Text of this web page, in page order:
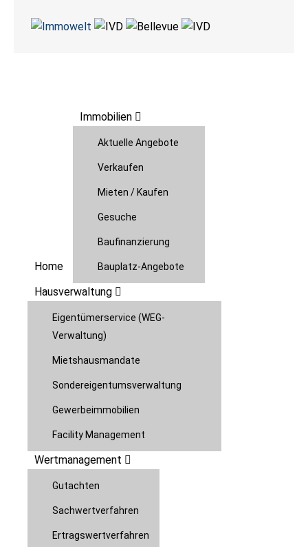
Home
Immobilien
Aktuelle Angebote
Verkaufen
Mieten / Kaufen
Gesuche
Baufinanzierung
Bauplatz-Angebote
Hausverwaltung
Eigentümerservice (WEG-
Verwaltung)
Mietshausmandate
Sondereigentumsverwaltung
Gewerbeimmobilien
Facility Management
Wertmanagement
Gutachten
Sachwertverfahren
Ertragswertverfahren